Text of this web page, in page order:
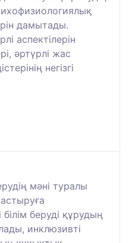
дамытады.
аспектілерін
әртүрлі жас
негізгі
мәні туралы
беруді құрудың
инклюзивті